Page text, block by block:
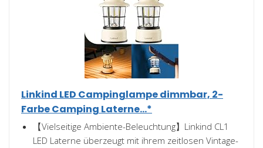
Linkind LED Campinglampe dimmbar, 2-
Farbe Camping Laterne...*
【Vielseitige Ambiente-Beleuchtung】Linkind CL1
LED Laterne überzeugt mit ihrem zeitlosen Vintage-